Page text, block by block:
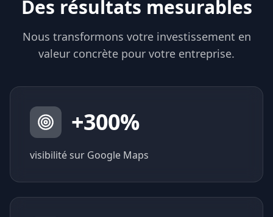
Des résultats mesurables
Nous transformons votre investissement en
valeur concrète pour votre entreprise.
+300%
visibilité sur Google Maps